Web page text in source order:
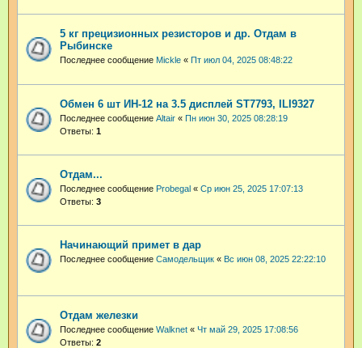
5 кг прецизионных резисторов и др. Отдам в
Рыбинске
Последнее сообщение Mickle « Пт июл 04, 2025 08:48:22
Обмен 6 шт ИН-12 на 3.5 дисплей ST7793, ILI9327
Последнее сообщение Altair « Пн июн 30, 2025 08:28:19
Ответы: 1
Отдам...
Последнее сообщение Probegal « Ср июн 25, 2025 17:07:13
Ответы: 3
Начинающий примет в дар
Последнее сообщение Самодельщик « Вс июн 08, 2025 22:22:10
Отдам железки
Последнее сообщение Walknet « Чт май 29, 2025 17:08:56
Ответы: 2